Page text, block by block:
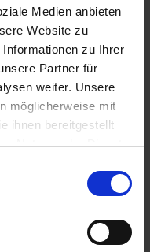
Medien anbieten
Website zu
zu Ihrer
Partner für
weiter. Unsere
möglicherweise mit
ihnen bereitgestellt
Nutzung der Dienste
weiterhin nutzen.
shopping cart
seal for all BMW 2-